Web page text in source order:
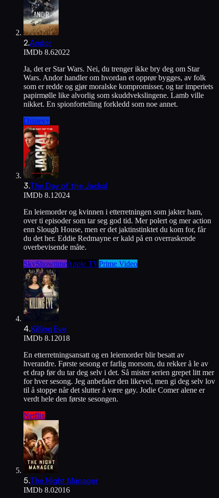
2.Andor
IMDb 8.62022
Ja, det er Star Wars. Nei, du trenger ikke bry deg om Star
Wars. Andor handler om hvordan et opprør bygges, av folk
som er redde og gjør moralske kompromisser, og tar imperiets
papirmølle like alvorlig som skuddvekslingene. Lamb ville
nikket. En spionfortelling forkledd som noe annet.
Disney+
3.The Day of the Jackal
IMDb 8.1 2024
En leiemorder og kvinnen i etterretningen som jakter ham,
over ti episoder som tar seg god tid. Mer polert og mer action
enn Slough House, men er det jaktinstinktet du kom for, får
du det her. Eddie Redmayne er kald på en overraskende
overbevisende måte.
SkyShowtimeApple TVPrime Video
4.Killing Eve
IMDb 8.1 2018
En etterretningsansatt og en leiemorder blir besatt av
hverandre. Første sesong er farlig morsom, du rekker å le av
et drap før du tar deg selv i det. Så mister serien grepet litt mer
for hver sesong. Jeg anbefaler den likevel, men gi deg selv lov
til å stoppe når det slutter å være gøy. Jodie Comer alene er
verdt hele den første sesongen.
Netflix
5.The Night Manager
IMDb 8.02016